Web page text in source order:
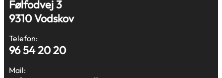
Følfodvej 3
9310 Vodskov
Telefon:
96 54 20 20
Mail: